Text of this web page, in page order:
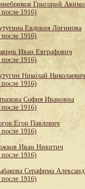
Григорий
1916)
Евдокия Логинова
1916)
Иван Евграфович
1916)
Николай Николаевич
1916)
София Ивановна
1916)
Егор Павлович
1916)
Иван Никитич
1916)
Серафима
1916)